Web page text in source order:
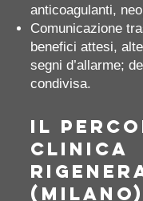
anticoagulanti,
Comunicazione
benefici attesi,
segni d’allarme;
condivisa.
Il
Clinica
(Milano)